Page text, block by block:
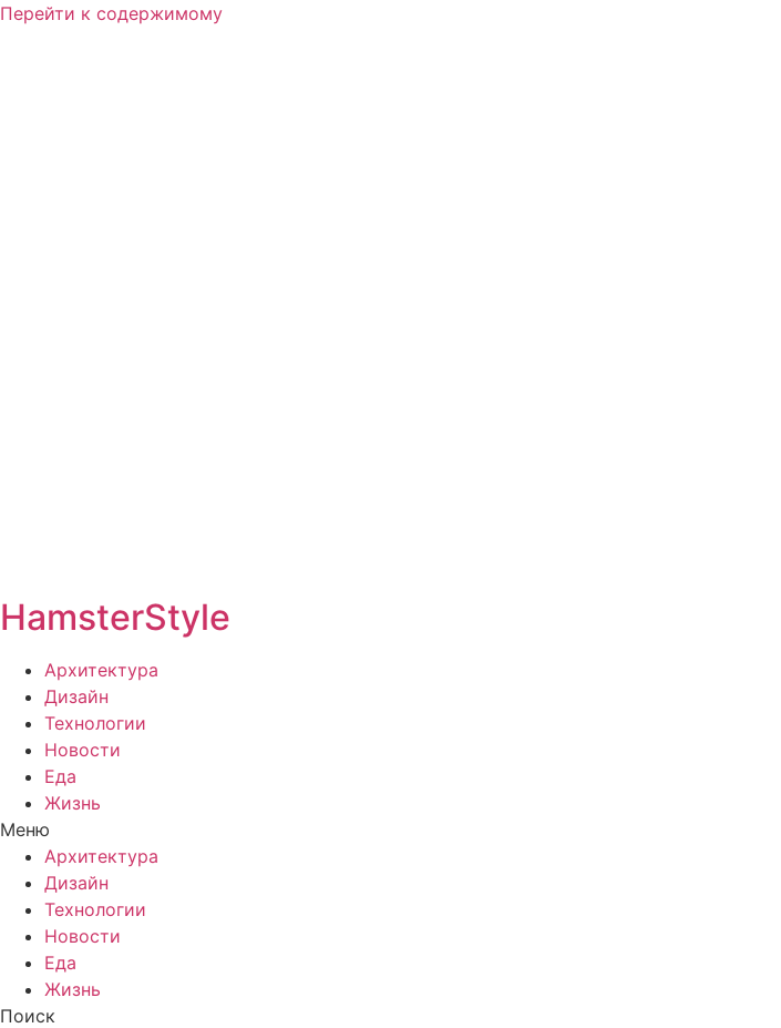
Перейти к содержимому
HamsterStyle
Архитектура
Дизайн
Технологии
Новости
Еда
Жизнь
Меню
Архитектура
Дизайн
Технологии
Новости
Еда
Жизнь
Поиск